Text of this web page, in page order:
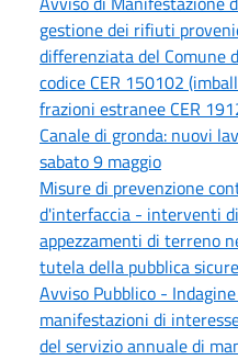
gestione dei rifiuti
differenziata del Comune
codice CER 150102
frazioni estranee CER
Canale di gronda: nuovi
sabato 9 maggio
Misure di prevenzione
d'interfaccia - interventi
appezzamenti di terreno
tutela della pubblica
Avviso Pubblico -
manifestazioni di
del servizio annuale di